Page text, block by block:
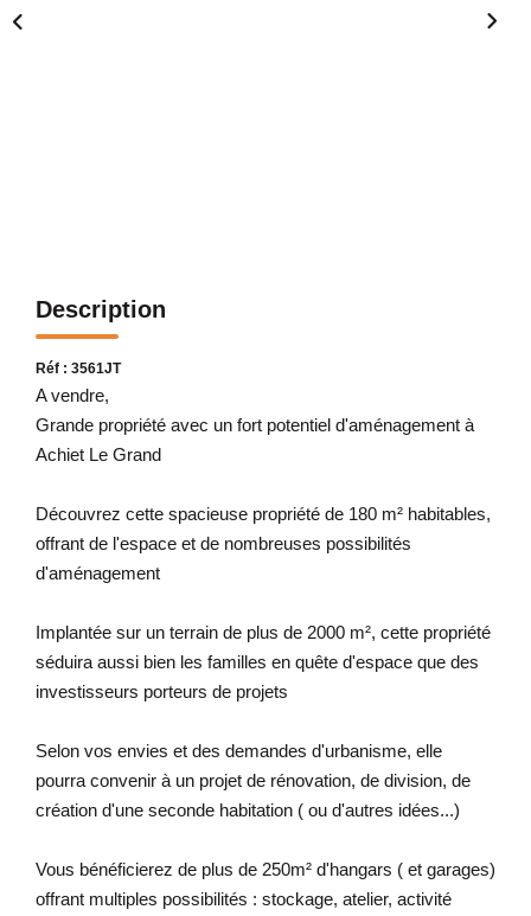
Description
Réf : 3561JT
A vendre,
Grande propriété avec un fort potentiel d'aménagement à
Achiet Le Grand
Découvrez cette spacieuse propriété de 180 m² habitables,
offrant de l'espace et de nombreuses possibilités
d'aménagement
Implantée sur un terrain de plus de 2000 m², cette propriété
séduira aussi bien les familles en quête d'espace que des
investisseurs porteurs de projets
Selon vos envies et des demandes d'urbanisme, elle
pourra convenir à un projet de rénovation, de division, de
création d'une seconde habitation ( ou d'autres idées...)
Vous bénéficierez de plus de 250m² d'hangars ( et garages)
offrant multiples possibilités : stockage, atelier, activité